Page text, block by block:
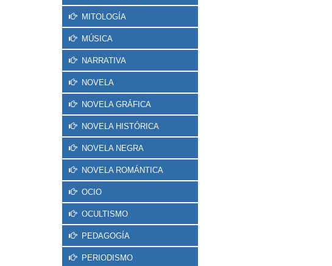
MITOLOGÍA
MÚSICA
NARRATIVA
NOVELA
NOVELA GRÁFICA
NOVELA HISTÓRICA
NOVELA NEGRA
NOVELA ROMÁNTICA
OCIO
OCULTISMO
PEDAGOGÍA
PERIODISMO